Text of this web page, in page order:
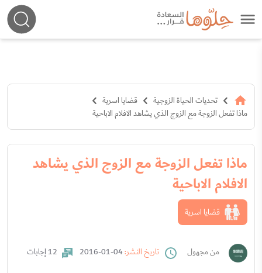
تحديات الحياة الزوجية
قضايا اسرية
ماذا تفعل الزوجة مع الزوج الذي يشاهد الافلام الاباحية
ماذا تفعل الزوجة مع الزوج الذي يشاهد
الافلام الاباحية
قضايا اسرية
من مجهول تاريخ النشر: 12 إجابات